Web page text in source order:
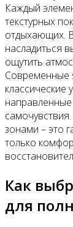
Каждый
текстурных
отдыхающих. В
насладиться
ощутить
Современные
классические
зонами – это
только
Как
для